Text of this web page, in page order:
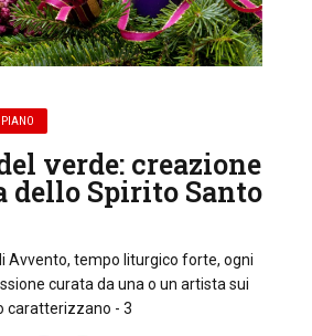
verde: creazione
dello Spirito Santo
Avvento, tempo liturgico forte, ogni
curata da una o un artista sui
caratterizzano - 3